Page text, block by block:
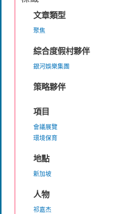
文章類型
聚焦
綜合度假村夥伴
銀河娛樂集團
策略夥伴
項目
會議展覽
環境保育
地點
新加坡
人物
祁嘉杰